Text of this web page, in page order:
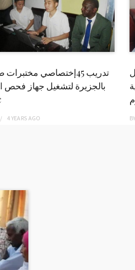
تدريب 45إختصاصي مختبرات
بالجزيرة لتشغيل جهاز فحص
4 YEARS AGO BY